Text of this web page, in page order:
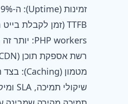
זמינות (Uptime): ה-99.9% זה הרצפה: 100% זה (כמעט) מיתוס
TTFB (זמן לקבלת בייט ראשון): נמוך יותר = טוב יותר: מתחת ל-500ms זה מצוין
PHP workers: יותר זה חשוב לחנויות וורדפרס עמוסות
רשת אספקת תוכן (CDN): טעינה גלובלית מהירה יותר
מטמון (Caching): בצד השרת זה חובה, במיוחד לאתרים דינמיים
שיקולי תמיכה, SLA ומיקום דאטה סנטר